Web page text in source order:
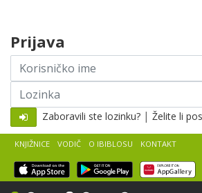
KNJIŽNICE VODIČ O IBIBLOSU KONTAKT
Prijava
Korisničko
ime
Lozinka
Zaboravili ste lozinku? | Želite li